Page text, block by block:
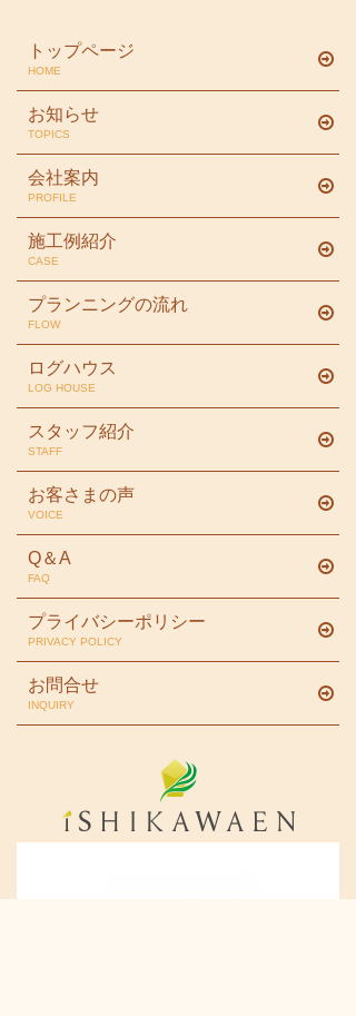
トップページ
HOME
お知らせ
TOPICS
会社案内
PROFILE
施工例紹介
CASE
プランニングの流れ
FLOW
ログハウス
LOG HOUSE
スタッフ紹介
STAFF
お客さまの声
VOICE
Q＆A
FAQ
プライバシーポリシー
PRIVACY POLICY
お問合せ
INQUIRY